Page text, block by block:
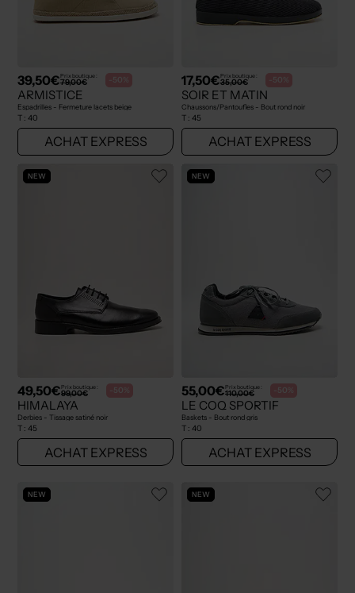
39,50€Prix boutique :
79,00€ -50%
ARMISTICE
Espadrilles - Fermeture lacets beige
T : 40
ACHAT EXPRESS
17,50€Prix boutique :
35,00€ -50%
SOIR ET MATIN
Chaussons/Pantoufles - Bout rond noir
T : 45
ACHAT EXPRESS
NEW
49,50€Prix boutique :
99,00€ -50%
HIMALAYA
Derbies - Tissage satiné noir
T : 45
ACHAT EXPRESS
NEW
55,00€Prix boutique :
110,00€ -50%
LE COQ SPORTIF
Baskets - Bout rond gris
T : 40
ACHAT EXPRESS
NEW NEW